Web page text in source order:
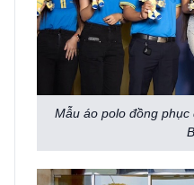
Mẫu áo polo đồng